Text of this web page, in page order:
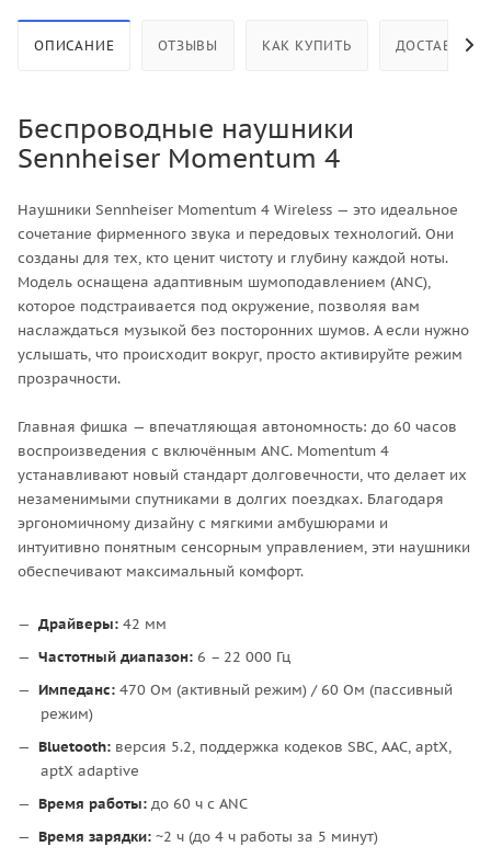
ОПИСАНИЕ ОТЗЫВЫ КАК КУПИТЬ ДОСТАВКА
Беспроводные наушники
Sennheiser Momentum 4
Наушники Sennheiser Momentum 4 Wireless — это идеальное
сочетание фирменного звука и передовых технологий. Они
созданы для тех, кто ценит чистоту и глубину каждой ноты.
Модель оснащена адаптивным шумоподавлением (ANC),
которое подстраивается под окружение, позволяя вам
наслаждаться музыкой без посторонних шумов. А если нужно
услышать, что происходит вокруг, просто активируйте режим
прозрачности.
Главная фишка — впечатляющая автономность: до 60 часов
воспроизведения с включённым ANC. Momentum 4
устанавливают новый стандарт долговечности, что делает их
незаменимыми спутниками в долгих поездках. Благодаря
эргономичному дизайну с мягкими амбушюрами и
интуитивно понятным сенсорным управлением, эти наушники
обеспечивают максимальный комфорт.
Драйверы: 42 мм
Частотный диапазон: 6 – 22 000 Гц
Импеданс: 470 Ом (активный режим) / 60 Ом (пассивный
режим)
Bluetooth: версия 5.2, поддержка кодеков SBC, AAC, aptX,
aptX adaptive
Время работы: до 60 ч с ANC
Время зарядки: ~2 ч (до 4 ч работы за 5 минут)